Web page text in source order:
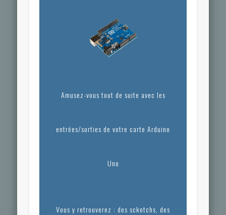
Amusez-vous tout de suite avec les
entrées/sorties de votre carte Arduino
Uno
Vous y retrouverez : des scketchs, des